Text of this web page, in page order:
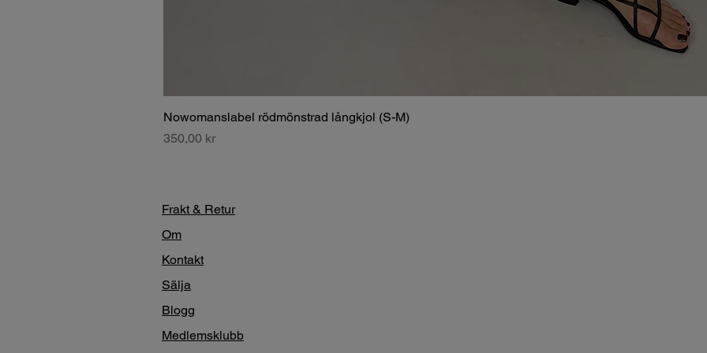
Nowomanslabel rödmönstrad långkjol (S-M)
Pris
350,00 kr
Frakt & Retur
Om
Kontakt
Sälja
Blogg
Medlemsklubb